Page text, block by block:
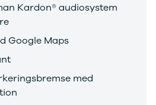
Kardon® audiosystem
Google Maps
med